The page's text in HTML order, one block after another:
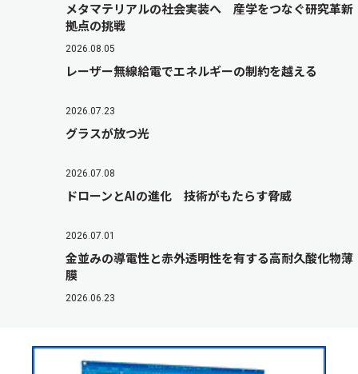
メタマテリアルの社会実装へ 産学をつなぐ研究革新
拠点の挑戦
2026.08.05
レーザー無線給電でエネルギーの制約を越える
2026.07.23
グラスが放つ光
2026.07.08
ドローンとAIの進化 技術がもたらす脅威
2026.07.01
金並みの導電性と赤外透明性を有する高耐久酸化物薄
膜
2026.06.23